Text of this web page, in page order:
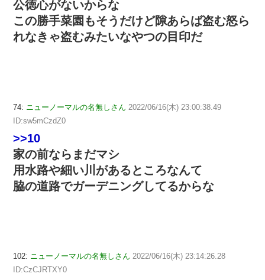
公徳心がないからな
この勝手菜園もそうだけど隙あらば盗む怒ら
れなきゃ盗むみたいなやつの目印だ
74: ニューノーマルの名無しさん 2022/06/16(木) 23:00:38.49
ID:sw5mCzdZ0
>>10
家の前ならまだマシ
用水路や細い川があるところなんて
脇の道路でガーデニングしてるからな
102: ニューノーマルの名無しさん 2022/06/16(木) 23:14:26.28
ID:CzCJRTXY0